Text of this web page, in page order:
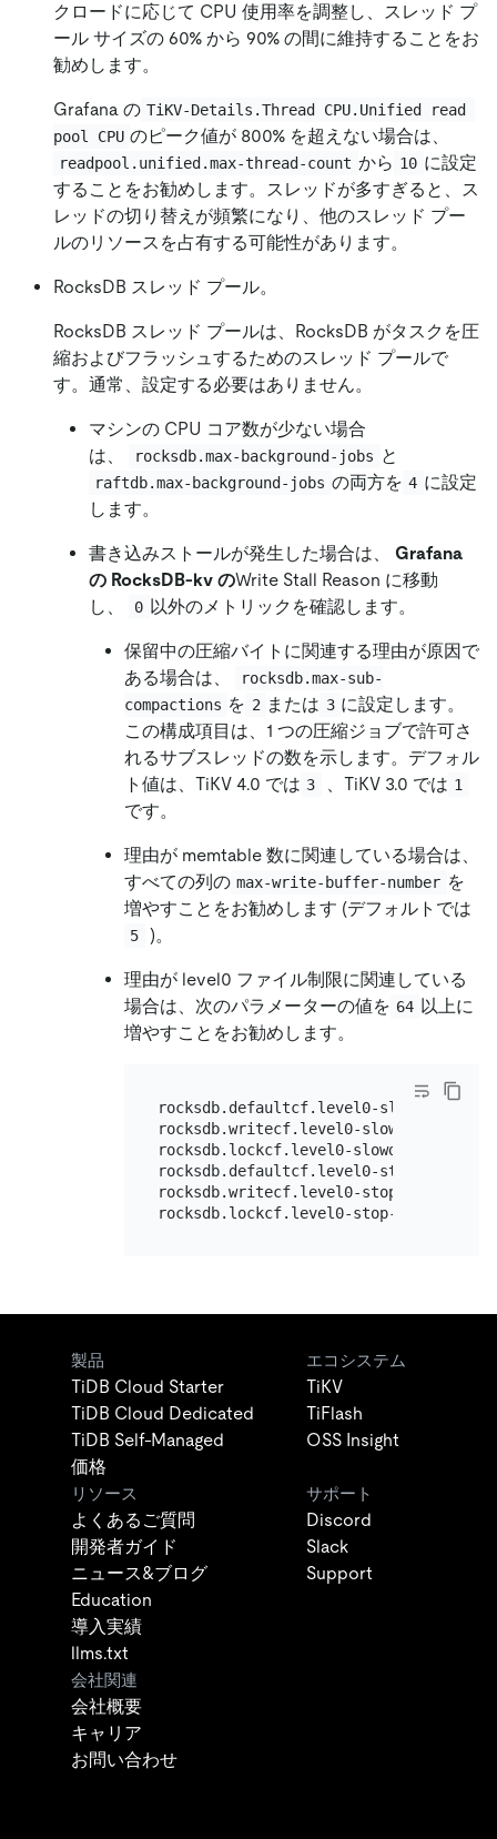
クロードに応じて CPU 使用率を調整し、スレッド プ
ール サイズの 60% から 90% の間に維持することをお
勧めします。
Grafana の TiKV-Details.Thread CPU.Unified read
pool CPU のピーク値が 800% を超えない場合は、
readpool.unified.max-thread-count から 10 に設定
することをお勧めします。スレッドが多すぎると、ス
レッドの切り替えが頻繁になり、他のスレッド プー
ルのリソースを占有する可能性があります。
RocksDB スレッド プール。
RocksDB スレッド プールは、RocksDB がタスクを圧
縮およびフラッシュするためのスレッド プールで
す。通常、設定する必要はありません。
マシンの CPU コア数が少ない場合
は、
rocksdb.max-background-jobs と
raftdb.max-background-jobs の両方を 4 に設定
します。
書き込みストールが発生した場合は、 Grafana
の RocksDB-kv のWrite Stall Reason に移動
し、
0 以外のメトリックを確認します。
保留中の圧縮バイトに関連する理由が原因で
ある場合は、
rocksdb.max-sub-
compactions を 2 または 3 に設定します。
この構成項目は、1 つの圧縮ジョブで許可さ
れるサブスレッドの数を示します。デフォル
ト値は、TiKV 4.0 では 3 、TiKV 3.0 では 1
です。
理由が memtable 数に関連している場合は、
すべての列の max-write-buffer-number を
増やすことをお勧めします (デフォルトでは
5 )。
理由が level0 ファイル制限に関連している
場合は、次のパラメーターの値を 64 以上に
増やすことをお勧めします。
rocksdb.defaultcf.level0-slowdown-
rocksdb.writecf.level0-slowdown-
rocksdb.lockcf.level0-slowdown-
rocksdb.defaultcf.level0-stop-writes-
rocksdb.writecf.level0-stop-writes-
製品
TiDB Cloud Starter
TiDB Cloud Dedicated
TiDB Self-Managed
価格
エコシステム
TiKV
TiFlash
OSS Insight
リソース
よくあるご質問
開発者ガイド
ニュース&ブログ
Education
導入実績
llms.txt
サポート
Discord
Slack
Support
会社関連
会社概要
キャリア
お問い合わせ